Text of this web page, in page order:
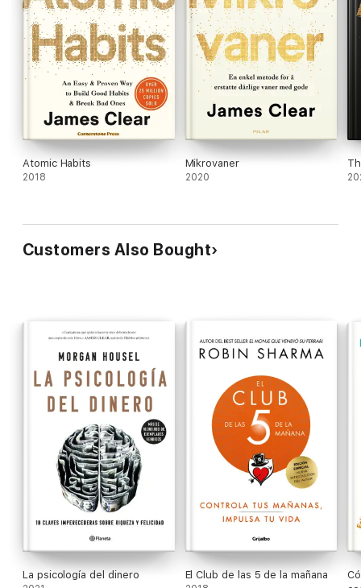
Atomic Habits
2018
Mikrovaner
2020
Customers Also Bought
La psicología del dinero El Club de las 5 de la mañana